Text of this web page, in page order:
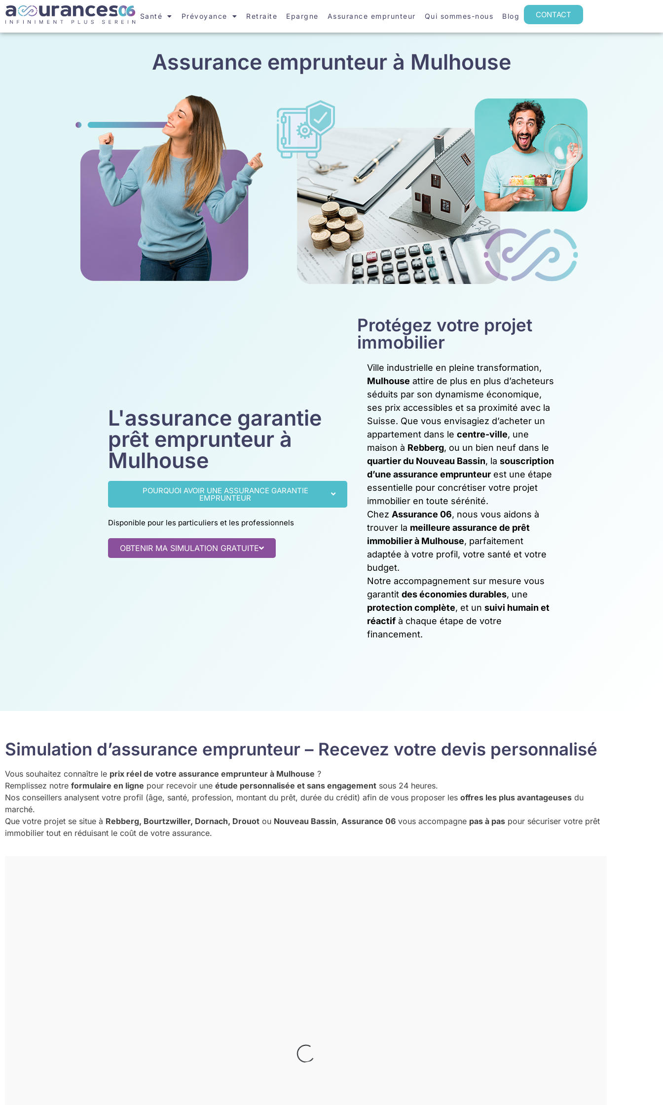
Santé Prévoyance Retraite Epargne Assurance emprunteur Qui sommes-nous Blog CONTACT
Assurance emprunteur à Mulhouse
L'assurance garantie
prêt emprunteur à
Mulhouse
POURQUOI AVOIR UNE ASSURANCE GARANTIE
EMPRUNTEUR
Disponible pour les particuliers et les professionnels
OBTENIR MA SIMULATION GRATUITE
Protégez votre projet
immobilier
Ville industrielle en pleine transformation,
Mulhouse attire de plus en plus d’acheteurs
séduits par son dynamisme économique,
ses prix accessibles et sa proximité avec la
Suisse. Que vous envisagiez d’acheter un
appartement dans le centre-ville, une
maison à Rebberg, ou un bien neuf dans le
quartier du Nouveau Bassin, la souscription
d’une assurance emprunteurest une étape
essentielle pour concrétiser votre projet
immobilier en toute sérénité.
Chez Assurance 06, nous vous aidons à
trouver la meilleure assurance de prêt
immobilier à Mulhouse, parfaitement
adaptée à votre profil, votre santé et votre
budget.
Notre accompagnement sur mesure vous
garantit des économies durables, une
protection complète, et un suivi humain et
réactifà chaque étape de votre
financement.
Simulation d’assurance emprunteur – Recevez votre devis personnalisé
Vous souhaitez connaître le prix réel de votre assurance emprunteur à Mulhouse ?
Remplissez notre formulaire en ligne pour recevoir une étude personnalisée et sans engagement sous 24 heures.
Nos conseillers analysent votre profil (âge, santé, profession, montant du prêt, durée du crédit) afin de vous proposer les offres les plus avantageuses du
marché.
Que votre projet se situe à Rebberg, Bourtzwiller, Dornach, Drouot ou Nouveau Bassin, Assurance 06 vous accompagne pas à pas pour sécuriser votre prêt
immobilier tout en réduisant le coût de votre assurance.